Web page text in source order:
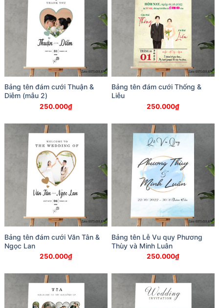
Bảng tên đám cưới Thuận &
Diễm (mẫu 2)
250.000₫
Bảng tên đám cưới Thống &
Liễu
250.000₫
Bảng tên đám cưới Văn Tân &
Ngọc Lan
250.000₫
Bảng tên Lễ Vu quy Phương
Thùy và Minh Luân
250.000₫